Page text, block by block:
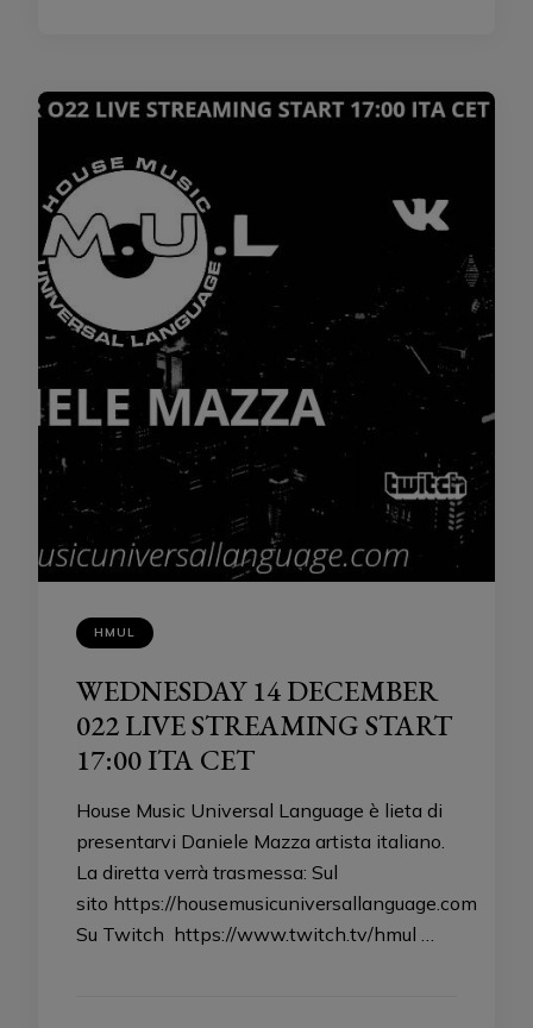
HMUL
WEDNESDAY 14 DECEMBER
022 LIVE STREAMING START
17:00 ITA CET
House Music Universal Language è lieta di
presentarvi Daniele Mazza artista italiano.
La diretta verrà trasmessa: Sul
sito https://housemusicuniversallanguage.com
Su Twitch https://www.twitch.tv/hmul …